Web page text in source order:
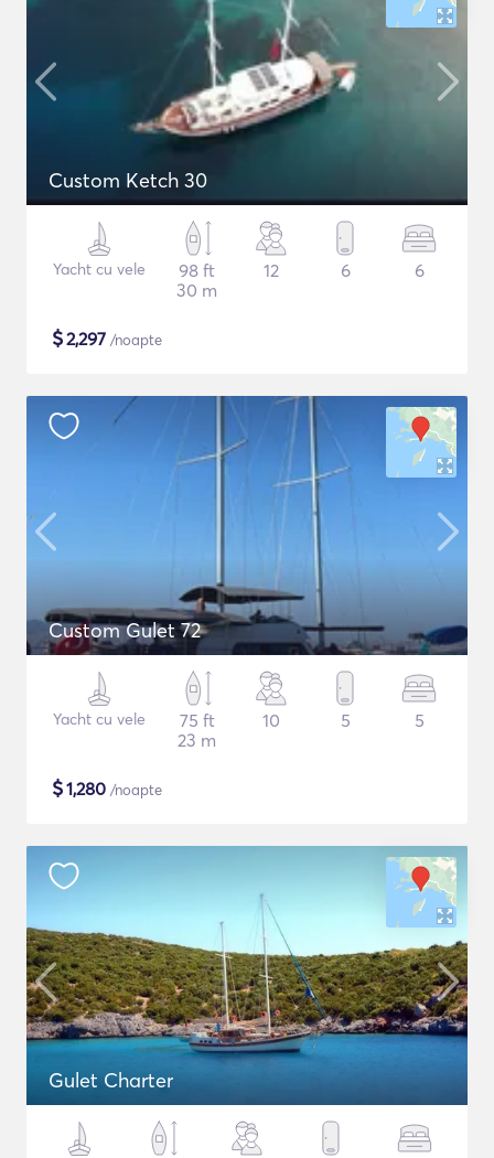
Custom Ketch 30
Yacht cu vele
98 ft
30 m
12 6 6
$2,297 /noapte
Custom Gulet 72
Yacht cu vele
75 ft
23 m
10 5 5
$1,280 /noapte
Gulet Charter